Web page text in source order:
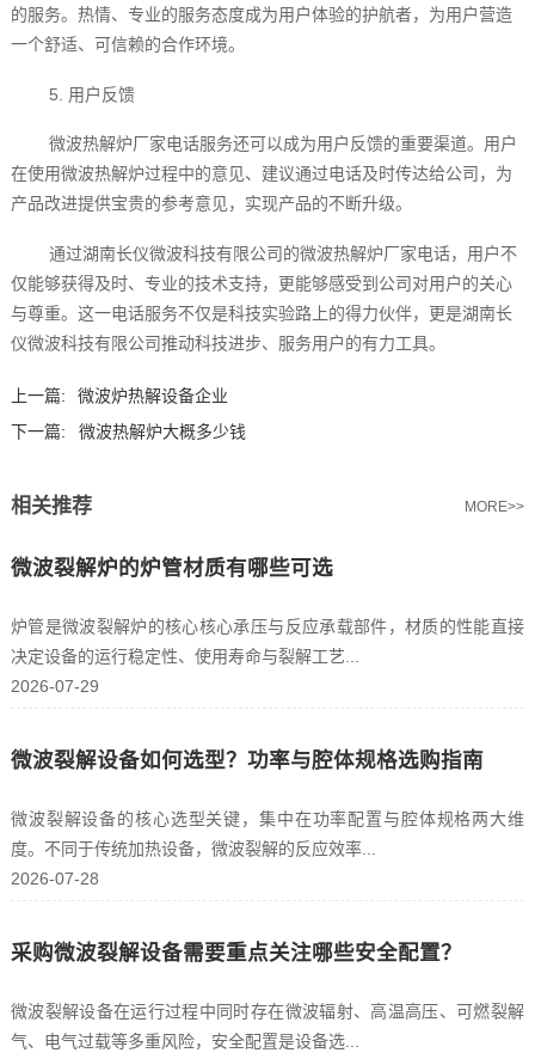
的服务。热情、专业的服务态度成为用户体验的护航者，为用户营造
一个舒适、可信赖的合作环境。
5. 用户反馈
微波热解炉厂家电话服务还可以成为用户反馈的重要渠道。用户
在使用微波热解炉过程中的意见、建议通过电话及时传达给公司，为
产品改进提供宝贵的参考意见，实现产品的不断升级。
通过湖南长仪微波科技有限公司的微波热解炉厂家电话，用户不
仅能够获得及时、专业的技术支持，更能够感受到公司对用户的关心
与尊重。这一电话服务不仅是科技实验路上的得力伙伴，更是湖南长
仪微波科技有限公司推动科技进步、服务用户的有力工具。
上一篇:
微波炉热解设备企业
下一篇:
微波热解炉大概多少钱
相关推荐 MORE>>
微波裂解炉的炉管材质有哪些可选
炉管是微波裂解炉的核心核心承压与反应承载部件，材质的性能直接
决定设备的运行稳定性、使用寿命与裂解工艺...
2026-07-29
微波裂解设备如何选型？功率与腔体规格选购指南
微波裂解设备的核心选型关键，集中在功率配置与腔体规格两大维
度。不同于传统加热设备，微波裂解的反应效率...
2026-07-28
采购微波裂解设备需要重点关注哪些安全配置？
微波裂解设备在运行过程中同时存在微波辐射、高温高压、可燃裂解
气、电气过载等多重风险，安全配置是设备选...